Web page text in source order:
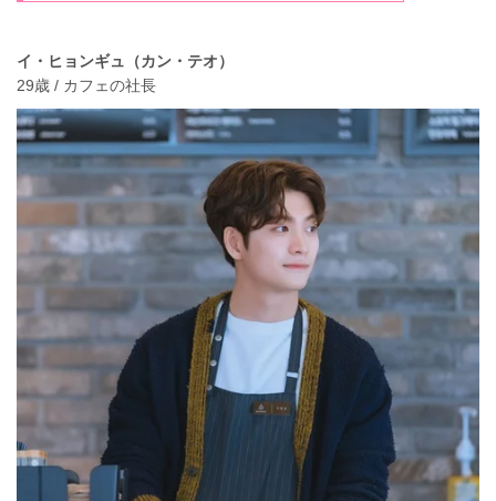
イ・ヒョンギュ（カン・テオ）
29歳 / カフェの社長